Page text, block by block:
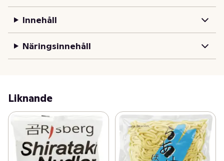
kompromissa med känslan i rätten.
Innehåll
Näringsinnehåll
Liknande